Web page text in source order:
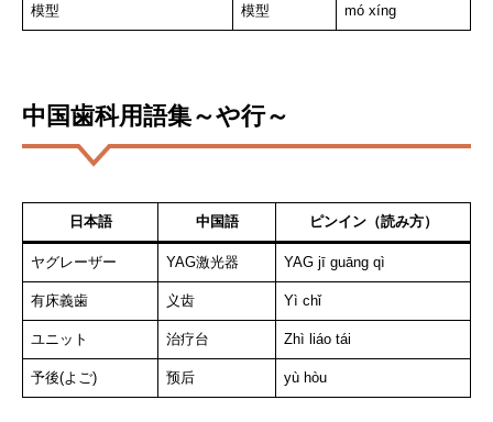
模型 模型 mó xíng
中国歯科用語集～や行～
日本語 中国語 ピンイン（読み方）
ヤグレーザー YAG激光器 YAG jī guāng qì
有床義歯 义齿 Yì chǐ
ユニット 治疗台 Zhì liáo tái
予後(よご) 预后 yù hòu